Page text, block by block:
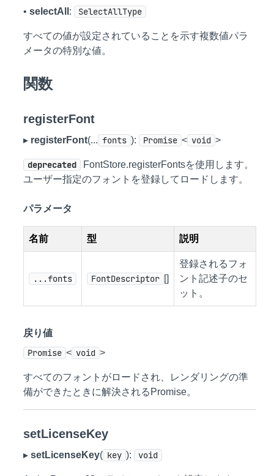
• selectAll : SelectAllType
すべての値が設定されていることを示す複数値パラ
メータの特別な値。
関数
registerFont
▸ registerFont(... fonts ): Promise < void >
deprecated
FontStore.registerFontsを使用します。
ユーザー指定のフォントを登録してロードします。
パラメータ
名前 型 説明
...fonts FontDescriptor []
登録されるフォ
ント記述子のセ
ット。
戻り値
Promise < void >
すべてのフォントがロードされ、レンダリングの準
備ができたときに解決されるPromise。
setLicenseKey
▸ setLicenseKey( key ): void